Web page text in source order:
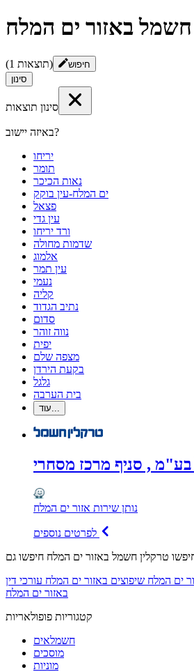
חשמל באזור ים המלח
(1 תוצאות)
חיפוש
סינון
סינון תוצאות
באיזה יישוב?
יריחו
תומר
נאות הכיכר
ים המלח-עין בוקק
פצאל
עין גדי
ורד יריחו
שדמות מחולה
אלמוג
עין תמר
נעמי
קליה
נתיב הגדוד
סדום
נווה זוהר
יפית
מצפה שלם
בקעת הירדן
גלגל
בית הערבה
, סניף מרכז מסחרי
נותן שירות אזור ים המלח
ים המלח שיפוצים באזור ים המלח עורכי דין
באזור ים המלח
קטגוריות פופולאריות
חשמלאים
מוסכים
מוניות